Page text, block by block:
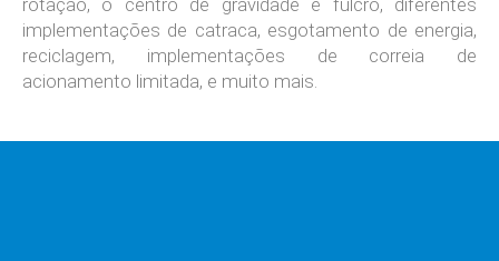
rotação, o centro de gravidade e fulcro, diferentes
implementações de catraca, esgotamento de energia,
reciclagem, implementações de correia de
acionamento limitada, e muito mais.